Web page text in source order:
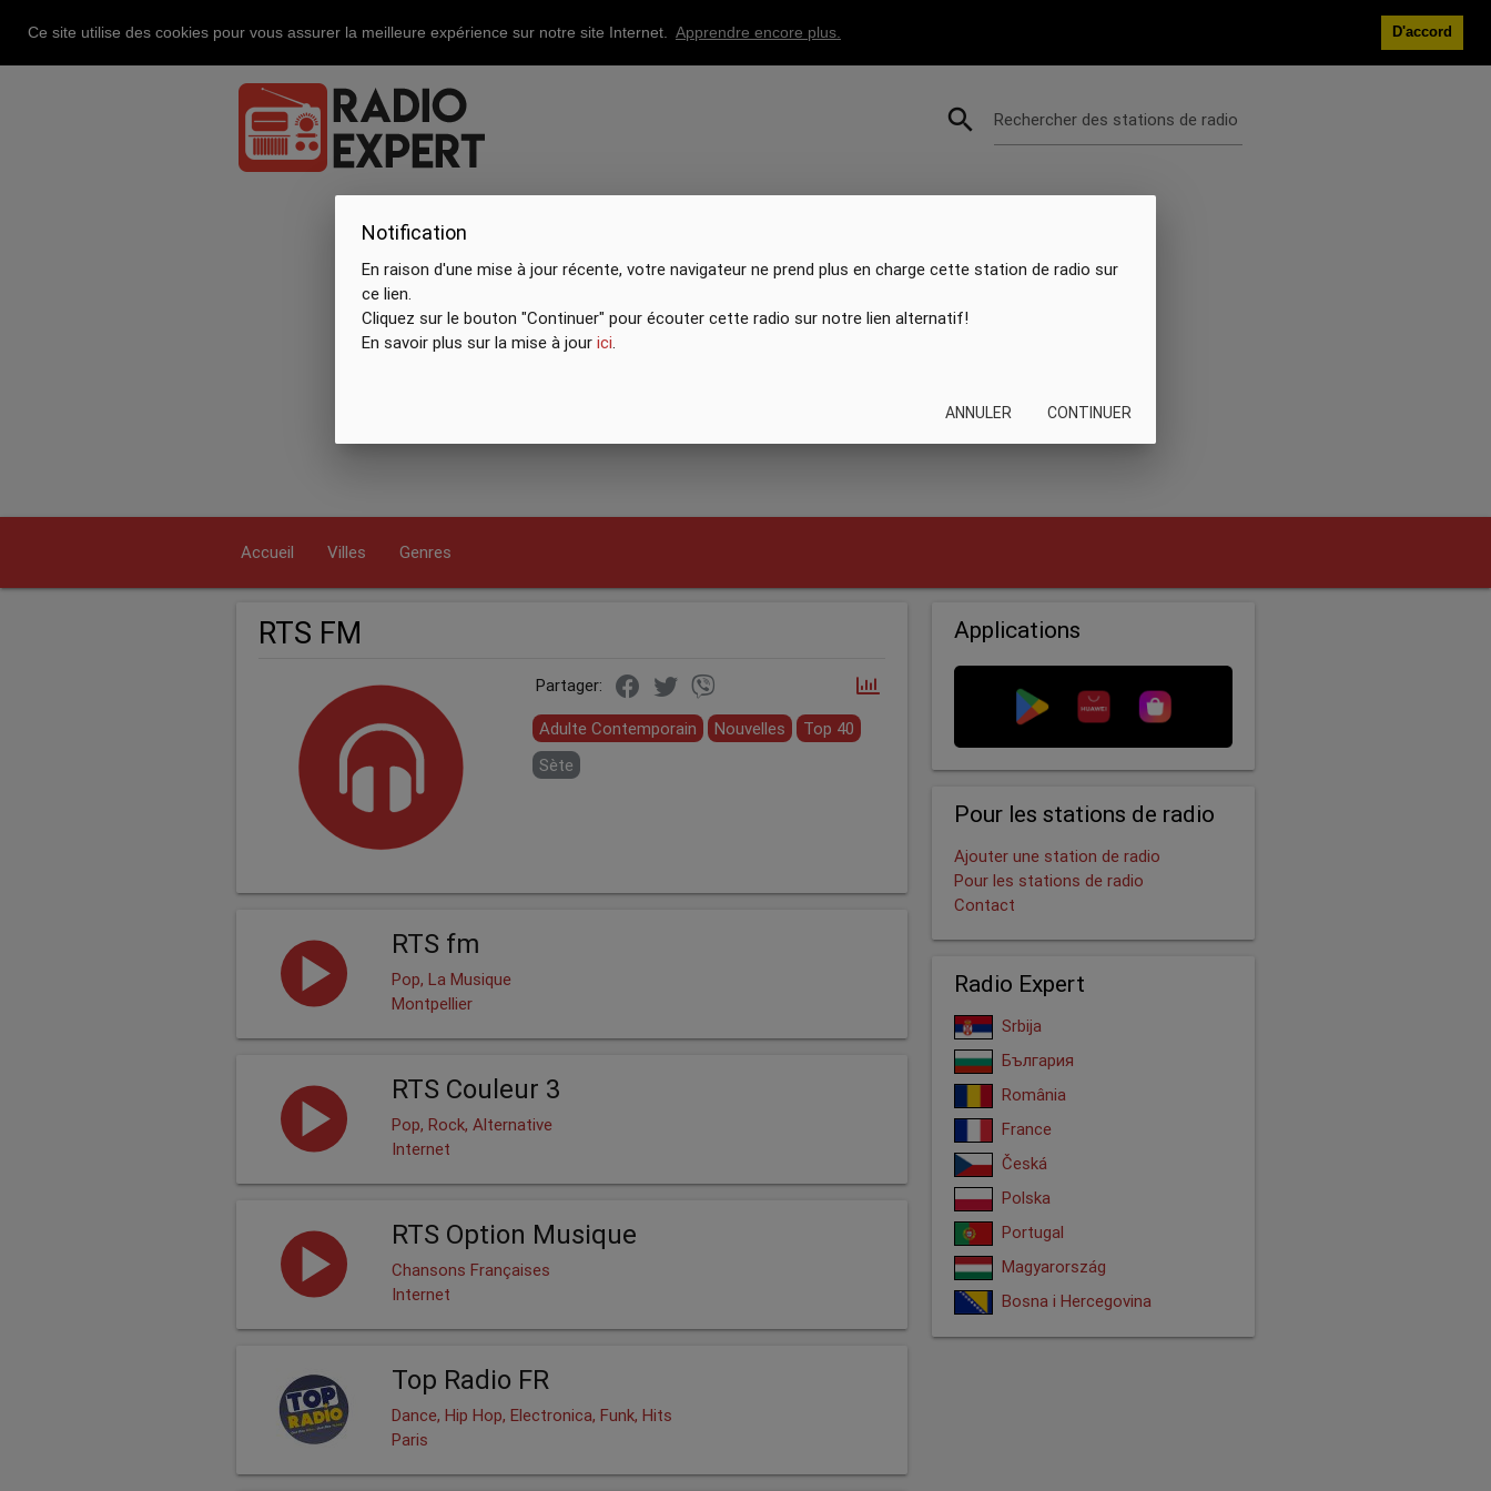
Ce site utilise des cookies pour vous assurer la meilleure expérience sur notre site Internet. Apprendre encore plus. D'accord
search Rechercher des stations de radio
Accueil Villes Genres
RTS FM
Partager:
Notification
En raison d'une mise à jour récente, votre navigateur ne prend plus en charge cette station de radio sur
ce lien.
Cliquez sur le bouton "Continuer" pour écouter cette radio sur notre lien alternatif!
En savoir plus sur la mise à jourici.
ANNULER CONTINUER
Adulte Contemporain Nouvelles
Top 40
Sète
RTS fm
Pop, La Musique
Montpellier
RTS Couleur 3
Pop, Rock, Alternative
Internet
RTS Option Musique
Chansons Françaises
Internet
Top Radio FR
Dance, Hip Hop, Electronica, Funk, Hits
Paris
Applications
Pour les stations de radio
Ajouter une station de radio
Pour les stations de radio
Contact
Radio Expert
Srbija
България
România
France
Česká
Polska
Portugal
Magyarország
Bosna i Hercegovina